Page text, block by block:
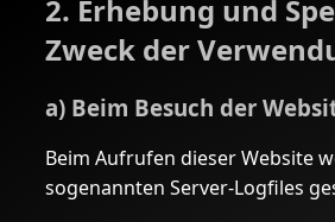
2. Erhebung und
Zweck der
a) Beim Besuch der
Beim Aufrufen dieser Website
sogenannten Server-Logfiles